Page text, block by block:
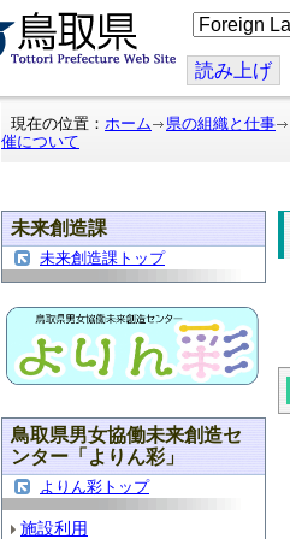
こ
の
ジ
を
翻
読み上げ
現在の位置： ホーム 県の組織と仕事
催について
未来創造課
未来創造課トップ
鳥取県男女協働未来創造セ
ンター「よりん彩」
よりん彩トップ
施設利用